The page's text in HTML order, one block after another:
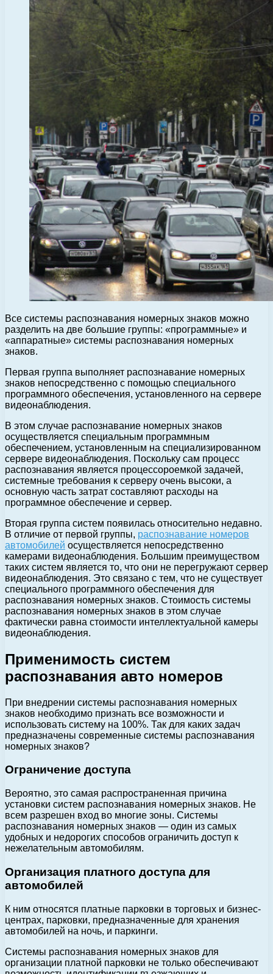
Все системы распознавания номерных знаков можно
разделить на две большие группы: «программные» и
«аппаратные» системы распознавания номерных
знаков.
Первая группа выполняет распознавание номерных
знаков непосредственно с помощью специального
программного обеспечения, установленного на сервере
видеонаблюдения.
В этом случае распознавание номерных знаков
осуществляется специальным программным
обеспечением, установленным на специализированном
сервере видеонаблюдения. Поскольку сам процесс
распознавания является процессороемкой задачей,
системные требования к серверу очень высоки, а
основную часть затрат составляют расходы на
программное обеспечение и сервер.
Вторая группа систем появилась относительно недавно.
В отличие от первой группы, распознавание номеров
автомобилей осуществляется непосредственно
камерами видеонаблюдения. Большим преимуществом
таких систем является то, что они не перегружают сервер
видеонаблюдения. Это связано с тем, что не существует
специального программного обеспечения для
распознавания номерных знаков. Стоимость системы
распознавания номерных знаков в этом случае
фактически равна стоимости интеллектуальной камеры
видеонаблюдения.
Применимость систем
распознавания авто номеров
При внедрении системы распознавания номерных
знаков необходимо признать все возможности и
использовать систему на 100%. Так для каких задач
предназначены современные системы распознавания
номерных знаков?
Ограничение доступа
Вероятно, это самая распространенная причина
установки систем распознавания номерных знаков. Не
всем разрешен вход во многие зоны. Системы
распознавания номерных знаков — один из самых
удобных и недорогих способов ограничить доступ к
нежелательным автомобилям.
Организация платного доступа для
автомобилей
К ним относятся платные парковки в торговых и бизнес-
центрах, парковки, предназначенные для хранения
автомобилей на ночь, и паркинги.
Системы распознавания номерных знаков для
организации платной парковки не только обеспечивают